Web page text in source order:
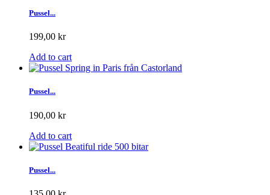
Pussel...
199,00 kr
Add to cart
Pussel...
190,00 kr
Add to cart
Pussel...